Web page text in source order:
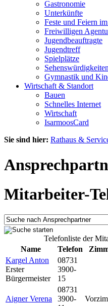
Gastronomie
Unterkünfte
Feste und Feiern
Freiwilligen
Jugendbeauftragte
Jugendtreff
Spielplätze
Sehenswürdigkeiten
Gymnastik und
Wirtschaft & Standort
Bauen
Schnelles Internet
Wirtschaft
IsarmoosCard
Sie sind hier: Rathaus &
Mitarbeiter-
Telefonliste der
Name
Telefon
Kargel Anton
Erster
Bürgermeister
08731
3900-
15
Aigner Verena
08731
3900-